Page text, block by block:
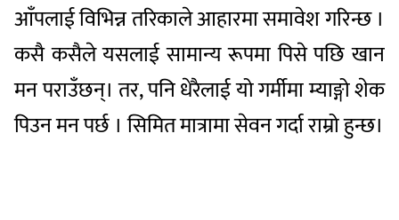
आँपलाई विभिन्न तरिकाले आहारमा समावेश गरिन्छ ।
कसै कसैले यसलाई सामान्य रूपमा पिसे पछि खान
मन पराउँछन्। तर, पनि धेरैलाई यो गर्मीमा म्याङ्गो शेक
पिउन मन पर्छ । सिमित मात्रामा सेवन गर्दा राम्रो हुन्छ।